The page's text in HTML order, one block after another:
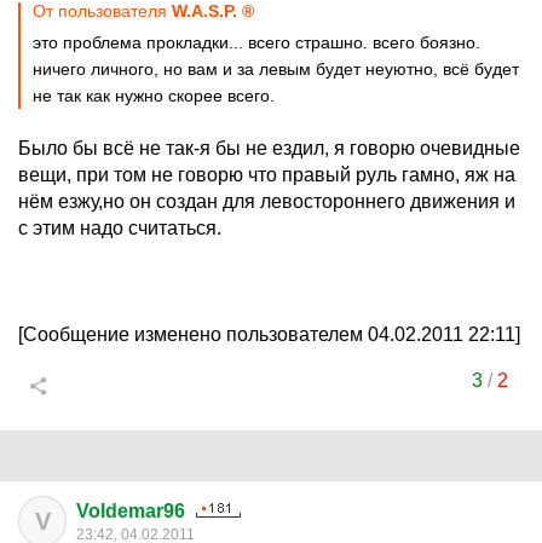
От пользователя W.A.S.P. ®
это проблема прокладки... всего страшно. всего боязно.
ничего личного, но вам и за левым будет неуютно, всё будет
не так как нужно скорее всего.
Было бы всё не так-я бы не ездил, я говорю очевидные
вещи, при том не говорю что правый руль гамно, яж на
нём езжу,но он создан для левостороннего движения и
с этим надо считаться.
[Сообщение изменено пользователем 04.02.2011 22:11]
3/ 2
V Voldemar96
23:42, 04.02.2011